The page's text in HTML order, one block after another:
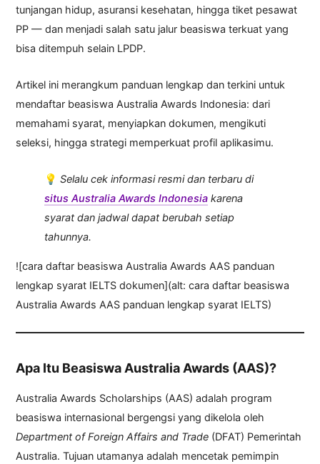
tunjangan hidup, asuransi kesehatan, hingga tiket pesawat
PP — dan menjadi salah satu jalur beasiswa terkuat yang
bisa ditempuh selain LPDP.
Artikel ini merangkum panduan lengkap dan terkini untuk
mendaftar beasiswa Australia Awards Indonesia: dari
memahami syarat, menyiapkan dokumen, mengikuti
seleksi, hingga strategi memperkuat profil aplikasimu.
💡Selalu cek informasi resmi dan terbaru di
situs Australia Awards Indonesia karena
syarat dan jadwal dapat berubah setiap
tahunnya.
![cara daftar beasiswa Australia Awards AAS panduan
lengkap syarat IELTS dokumen](alt: cara daftar beasiswa
Australia Awards AAS panduan lengkap syarat IELTS)
Apa Itu Beasiswa Australia Awards (AAS)?
Australia Awards Scholarships (AAS) adalah program
beasiswa internasional bergengsi yang dikelola oleh
Department of Foreign Affairs and Trade (DFAT) Pemerintah
Australia. Tujuan utamanya adalah mencetak pemimpin